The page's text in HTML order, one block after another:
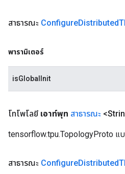
สาธารณะ ConfigureDistributed
พารามิเตอร์
isGlobalInit
โทโพโลยี เอาท์พุท สาธารณะ
tensorflow.tpu.TopologyProto แ
สาธารณะ ConfigureDistributed